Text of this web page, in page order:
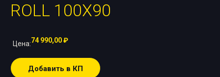
ROLL 100Х90
Цена:74 990,00₽
Добавить в КП